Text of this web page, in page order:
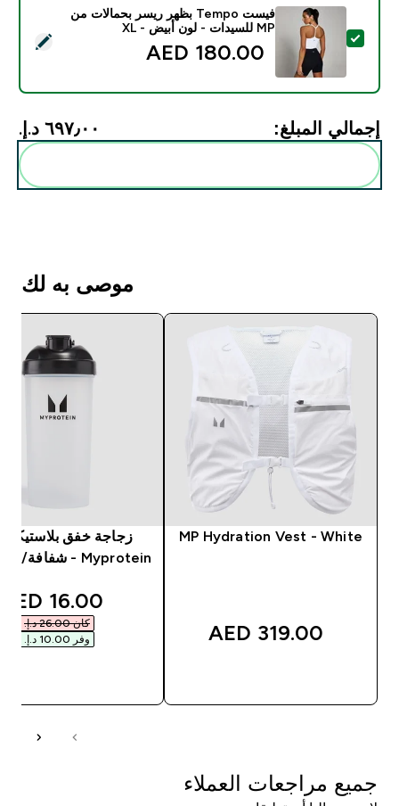
تحديد هذا المنتج - فيست Tempo بظهر ريسر بحمالات من MP للسيدات - لون أبيض - XL
فيست Tempo بظهر ريسر بحمالات من
MP للسيدات - لون أبيض - XL
180.00 AED‎
إجمالي المبلغ: ٦٩٧٫٠٠ د.إ.‏‎
موصى به لك
MP Hydration Vest - White
319.00 AED‎
زجاجة خفق
Myprotein - شفافة/ لون أسود
price
16.00 AED‎
كان ‏26.00 د.إ.‏‎
وفر ‏10.00 د.إ.‏‎
جميع مراجعات العملاء